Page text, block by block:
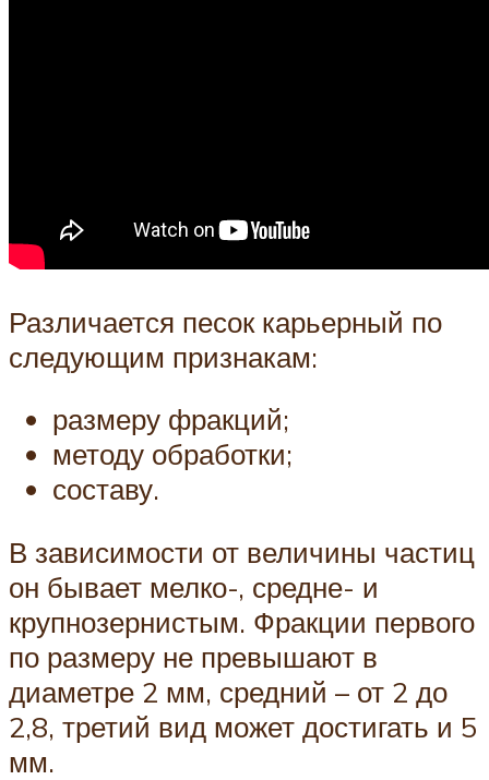
Различается песок карьерный по
следующим признакам:
размеру фракций;
методу обработки;
составу.
В зависимости от величины частиц
он бывает мелко-, средне- и
крупнозернистым. Фракции первого
по размеру не превышают в
диаметре 2 мм, средний – от 2 до
2,8, третий вид может достигать и 5
мм.